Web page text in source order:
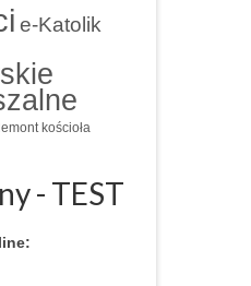
e-Katolik
kościoła
- TEST